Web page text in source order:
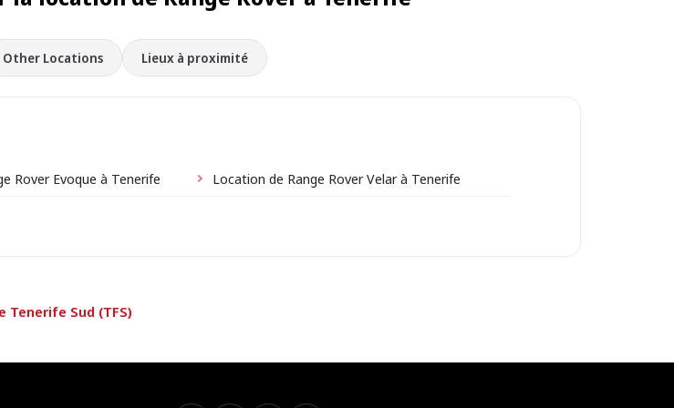
Other Locations Lieux à proximité
Rover Evoque à Tenerife
Location de Range Rover Velar à Tenerife
Sud (TFS)